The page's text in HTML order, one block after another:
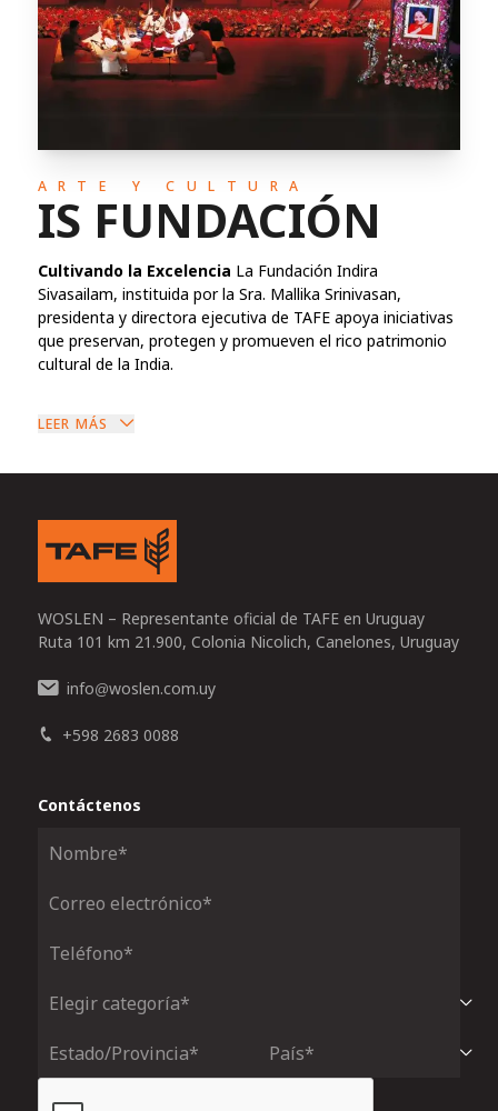
ARTE Y CULTURA
IS FUNDACIÓN
Cultivando la Excelencia La Fundación Indira
Sivasailam, instituida por la Sra. Mallika Srinivasan,
presidenta y directora ejecutiva de TAFE apoya iniciativas
que preservan, protegen y promueven el rico patrimonio
cultural de la India.
LEER MÁS
WOSLEN – Representante oficial de TAFE en Uruguay
Ruta 101 km 21.900, Colonia Nicolich, Canelones, Uruguay
info@woslen.com.uy
+598 2683 0088
Contáctenos